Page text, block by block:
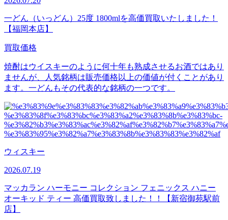
一どん（いっどん）25度 1800mlを高価買取いたしました！
【福岡本店】
買取価格
焼酎はウイスキーのように何十年も熟成させるお酒ではあり
ませんが、人気銘柄は販売価格以上の価値が付くことがあり
ます。一どんもその代表的な銘柄の一つです。
ウィスキー
2026.07.19
マッカラン ハーモニー コレクション フェニックス ハニー
オーキッド ティー 高価買取致しました！！【新宿御苑駅前
店】